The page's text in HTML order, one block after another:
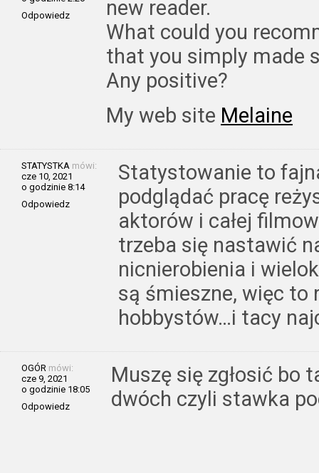
Odpowiedz
new reader.
What could you
that you simply made
Any positive?
My web site Melaine
STATYSTKA mówi:
cze 10, 2021
o godzinie 8:14
Odpowiedz
Statystowanie to
podglądać pracę
aktorów i całej
trzeba się nastawić
nicnierobienia i
są śmieszne, więc to
hobbystów…i tacy
OGÓR mówi:
cze 9, 2021
o godzinie 18:05
Odpowiedz
Muszę się zgłosić bo
dwóch czyli stawka